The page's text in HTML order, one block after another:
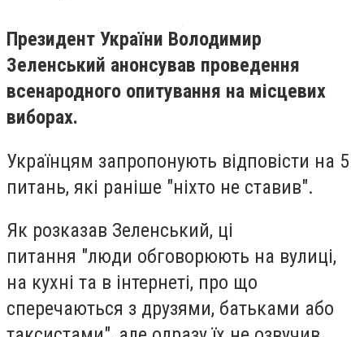
Президент України Володимир
Зеленський анонсував проведення
всенародного опитування на місцевих
виборах.
Українцям запропонують відповісти на 5
питань, які раніше "ніхто не ставив".
Як розказав Зеленський, ці
питання "люди обговорюють на вулиці,
на кухні та в інтернеті, про що
сперечаються з друзями, батьками або